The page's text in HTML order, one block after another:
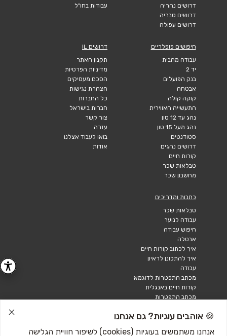
דרושים נהריה
דרושים טבריה
דרושים עפולה
עבודות בחו"ל
חיפושים פופלריים
עבודה מהבית
יד 2
בנק הפועלים
אבטחה
קוקה קולה
התעשייה האווירית
נהג עד 12 טון
נהג מעל 15 טון
סטודנטים
דרושים נהגים
קורות חיים
טבלאות שכר
מחשבון שכר
דרושים IL
תקנון האתר
מדיניות הפרטיות
הסכם מעסיקים
הצהרת נגישות
כל החברות
חברות בישראל
צור קשר
עזרה
בואו לעבוד אצלנו
אודות
כתבות ומדריכים
טבלאות שכר
עבודה לנוער
חיפוש עבודה
אבטלה
איך לכתוב קורות חיים
איך להתכונן לראיון
עבודה
מכתב התפטרות לדוגמא
קורות חיים באנגלית
מכתב התפטרות
🍪 אוהבים עוגיות? גם אנחנו
אנחנו משתמשים בעוגיות (cookies) לשיפור חוויית הגלישה